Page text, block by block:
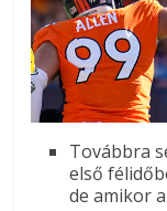
Továbbra
első
de amikor